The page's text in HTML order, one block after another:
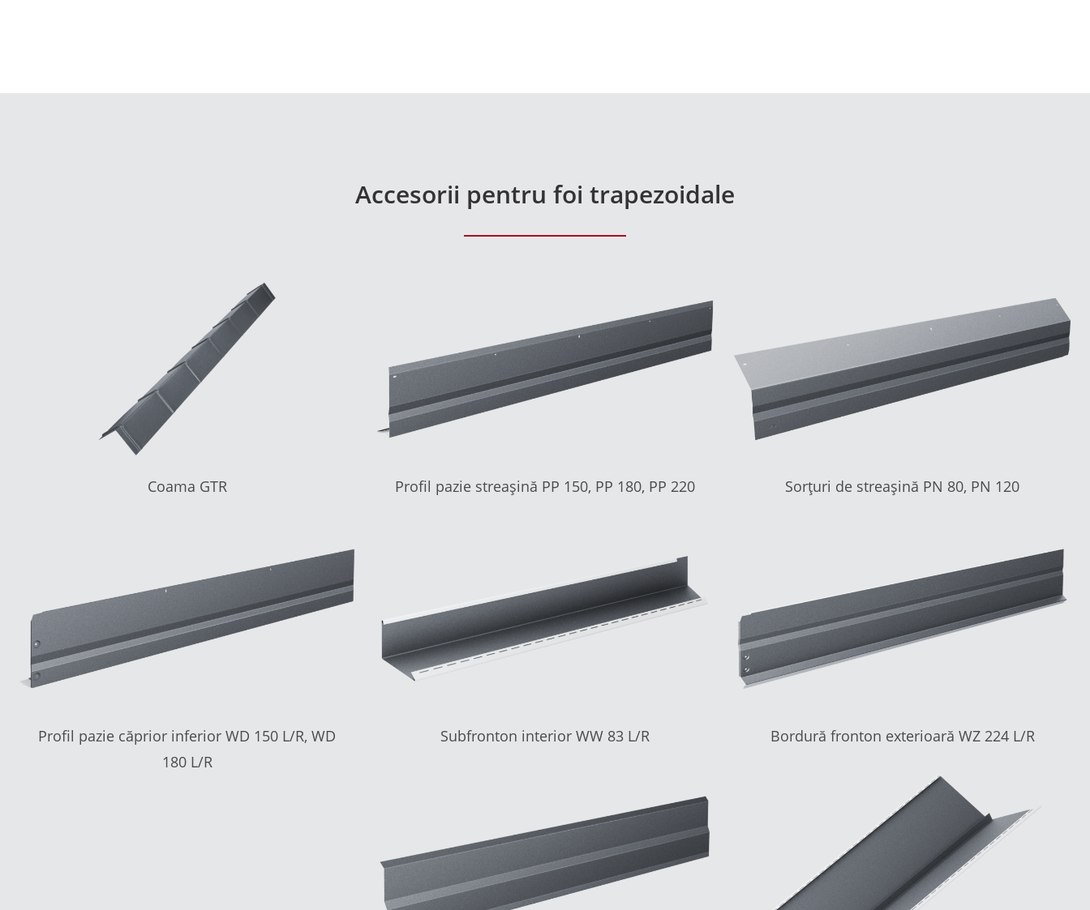
Accesorii pentru foi trapezoidale
Coama GTR Profil pazie streașină PP 150, PP 180, PP 220 Sorțuri de streașină PN 80, PN 120
Profil pazie căprior inferior WD 150 L/R, WD
180 L/R
Subfronton interior WW 83 L/R Bordură fronton exterioară WZ 224 L/R